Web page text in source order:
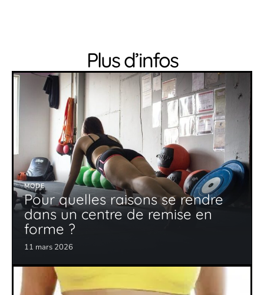
Plus d’infos
MODE
Pour quelles raisons se rendre
dans un centre de remise en
forme ?
11 mars 2026